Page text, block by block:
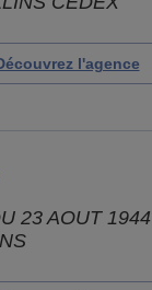
l'agence
23 AOUT 1944